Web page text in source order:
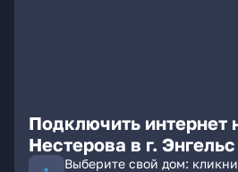
Подключить интернет
Нестерова в г. Энгельс
Выберите свой дом: